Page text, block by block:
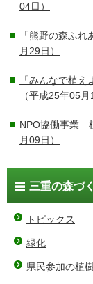
04日）
「熊野の森ふ
月29日）
「みんなで植
（平成25年05月
NPO協働事業
月09日）
三重の森づ
トピックス
緑化
県民参加の植